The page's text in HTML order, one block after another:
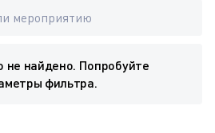
не найдено. Попробуйте
фильтра.